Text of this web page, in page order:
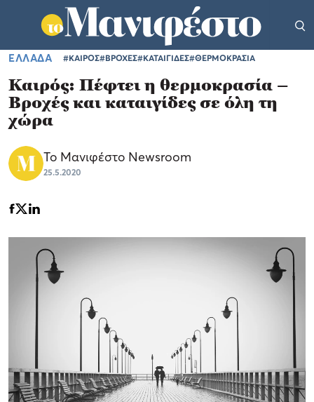
ΕΛΛΑΔΑ #ΚΑΙΡΟΣ#ΒΡΟΧΕΣ#ΚΑΤΑΙΓΙΔΕΣ#ΘΕΡΜΟΚΡΑΣΙΑ
Καιρός: Πέφτει η θερμοκρασία –
Βροχές και καταιγίδες σε όλη τη
χώρα
Το Μανιφέστο Newsroom
25.5.2020